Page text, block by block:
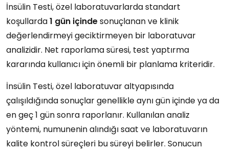
İnsülin Testi, özel laboratuvarlarda standart
koşullarda1 gün içindesonuçlanan ve klinik
değerlendirmeyi geciktirmeyen bir laboratuvar
analizidir. Net raporlama süresi, test yaptırma
kararında kullanıcı için önemli bir planlama kriteridir.
İnsülin Testi, özel laboratuvar altyapısında
çalışıldığında sonuçlar genellikle aynı gün içinde ya da
en geç 1 gün sonra raporlanır. Kullanılan analiz
yöntemi, numunenin alındığı saat ve laboratuvarın
kalite kontrol süreçleri bu süreyi belirler. Sonucun